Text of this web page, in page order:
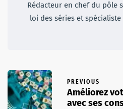
Rédacteur en chef du pôle
loi des séries et
PREVIOUS
Améliorez
avec ses